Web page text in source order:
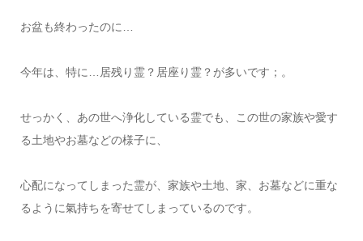
お盆も終わったのに…
今年は、特に…居残り霊？居座り霊？が多いです；。
せっかく、あの世へ浄化している霊でも、この世の家族や愛す
る土地やお墓などの様子に、
心配になってしまった霊が、家族や土地、家、お墓などに重な
るように氣持ちを寄せてしまっているのです。